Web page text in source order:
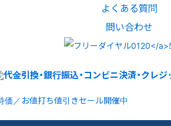
よくある質問
問い合わせ
価／お値打ち値引きセール開催中